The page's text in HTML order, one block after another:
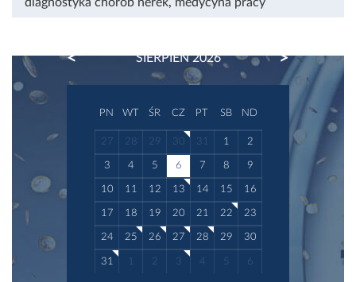
SIERPIEŃ 2026
PREVIOUS NEXT
PN WT ŚR CZ PT SB ND
27 28 29 30 31 1 2
3 4 5 6 7 8 9
10 11 12 13 14 15 16
17 18 19 20 21 22 23
24 25 26 27 28 29 30
31 1 2 3 4 5 6